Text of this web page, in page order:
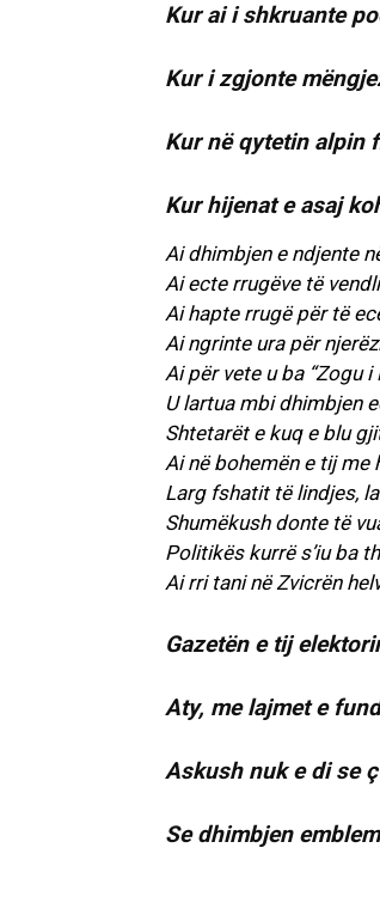
Kur ai i shkruante
Kur i zgjonte
Kur në qytetin alpin
Kur hijenat e asaj
Ai dhimbjen e ndjente
Ai ecte rrugëve të
Ai hapte rrugë për të
Ai ngrinte ura për
Ai për vete u ba “Zogu
U lartua mbi dhimbjen
Shtetarët e kuq e blu
Ai në bohemën e tij me
Larg fshatit të lindjes,
Shumëkush donte të
Politikës kurrë s’iu ba
Ai rri tani në Zvicrën
Gazetën e tij
Aty, me lajmet e
Askush nuk e di se
Se dhimbjen